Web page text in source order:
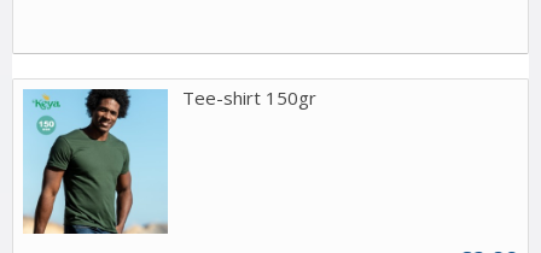
Tee-shirt 150gr